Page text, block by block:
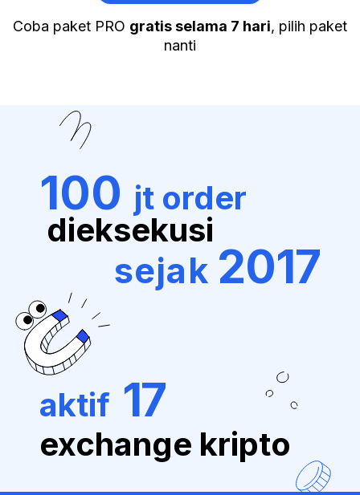
Coba paket PRO gratis selama 7 hari, pilih paket
nanti
100 jt order
dieksekusi
sejak 2017
aktif 17
exchange kripto